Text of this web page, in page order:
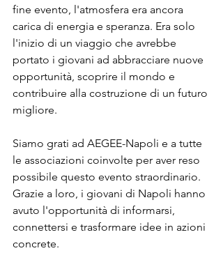
fine evento, l'atmosfera era ancora
carica di energia e speranza. Era solo
l'inizio di un viaggio che avrebbe
portato i giovani ad abbracciare nuove
opportunità, scoprire il mondo e
contribuire alla costruzione di un futuro
migliore.
Siamo grati ad AEGEE-Napoli e a tutte
le associazioni coinvolte per aver reso
possibile questo evento straordinario.
Grazie a loro, i giovani di Napoli hanno
avuto l'opportunità di informarsi,
connettersi e trasformare idee in azioni
concrete.